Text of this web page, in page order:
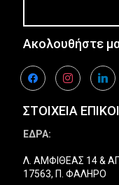
Ακολουθήστε
facebookinstagramlinkedin
ΣΤΟΙΧΕΙΑ
ΕΔΡΑ:
Λ. ΑΜΦΙΘΕΑΣ 14 &
17563, Π. ΦΑΛΗΡΟ